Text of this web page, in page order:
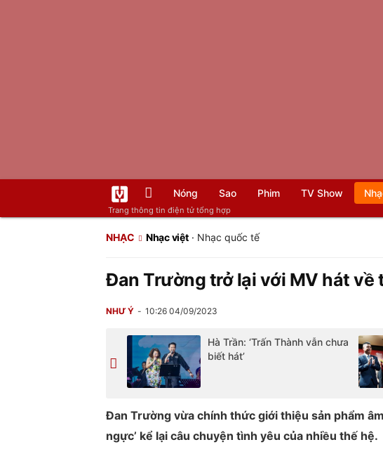
Trang thông tin điện tử tổng hợp
Nóng Sao Phim TV Show
NHẠC Nhạc việt · Nhạc quốc tế
Đan Trường trở lại với MV hát về
NHƯ Ý 10:26 04/09/2023
Hà Trần: ‘Trấn Thành vẫn chưa
biết hát’
Đan Trường vừa chính thức giới thiệu sản phẩm
ngực’ kể lại câu chuyện tình yêu của nhiều thế hệ.